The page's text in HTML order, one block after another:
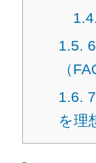
1.5.
（
1.6.
を理